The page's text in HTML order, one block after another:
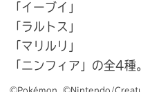
「イーブイ」
「ラルトス」
「マリルリ」
「ニンフィア」の全4種
©Pokémon. ©Nintendo/